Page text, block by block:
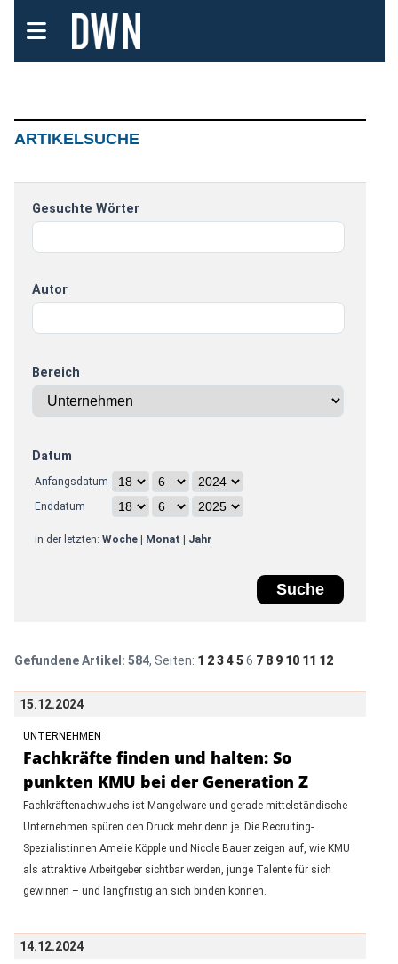
ARTIKELSUCHE
Gesuchte Wörter
Autor
Bereich
Datum
Anfangsdatum
Enddatum
in der letzten: Woche| Monat Jahr
Gefundene Artikel: 584, Seiten: 1 2 3 4 5 6 7 8 9 10 11 12
15.12.2024
UNTERNEHMEN
Fachkräfte finden und halten: So
punkten KMU bei der Generation Z
Fachkräftenachwuchs ist Mangelware und gerade mittelständische
Unternehmen spüren den Druck mehr denn je. Die Recruiting-
Spezialistinnen Amelie Köpple und Nicole Bauer zeigen auf, wie KMU
als attraktive Arbeitgeber sichtbar werden, junge Talente für sich
gewinnen – und langfristig an sich binden können.
14.12.2024